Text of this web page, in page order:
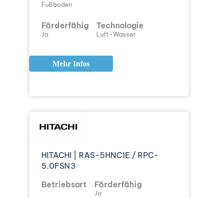
Fußboden
Förderfähig
Ja
Technologie
Luft-Wasser
Mehr Infos
HITACHI | RAS-5HNC1E / RPC-
5.0FSN3
Betriebsart
Förderfähig
Ja